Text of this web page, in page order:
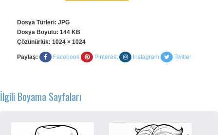
Dosya Türleri: JPG
Dosya Boyutu: 144 KB
Çözünürlük: 1024 × 1024
Paylaş: Facebook Pinterest Instagram Twitter
İlgili Boyama Sayfaları